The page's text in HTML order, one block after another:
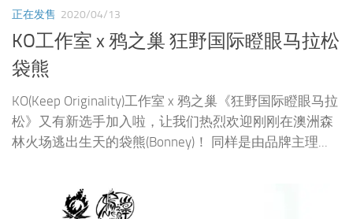
正在发售 2020/04/13
KO工作室 x 鸦之巢 狂野国际瞪眼马拉松
袋熊
KO(Keep Originality)工作室 x 鸦之巢《狂野国际瞪眼马拉
松》又有新选手加入啦，让我们热烈欢迎刚刚在澳洲森
林火场逃出生天的袋熊(Bonney)！ 同样是由品牌主理...